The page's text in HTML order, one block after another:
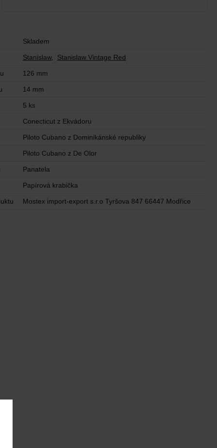
Skladem
Stanislaw, Stanislaw Vintage Red
126 mm
14 mm
5 ks
Conecticut z Ekvádoru
Piloto Cubano z Dominikánské republiky
Piloto Cubano z De Olor
Panatela
Papírová krabička
Mostex import-export s.r.o Tyršova 847 66447 Modřice